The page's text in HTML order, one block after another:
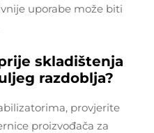
uporabe može biti
skladištenja
razdoblja?
provjerite
proizvođača za